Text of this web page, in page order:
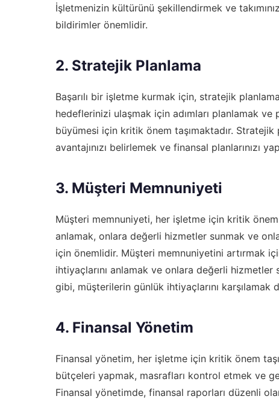
İşletmenizin kültürünü şekillendirmek ve
bildirimler önemlidir.
2. Stratejik Planlama
Başarılı bir işletme kurmak için, stratejik
hedeflerinizi ulaşmak için adımları planlamak
büyümesi için kritik önem taşımaktadır.
avantajınızı belirlemek ve finansal planlarınızı
3. Müşteri Memnuniyeti
Müşteri memnuniyeti, her işletme için kritik
anlamak, onlara değerli hizmetler sunmak ve
için önemlidir. Müşteri memnuniyetini artırmak
ihtiyaçlarını anlamak ve onlara değerli hizmetler
gibi, müşterilerin günlük ihtiyaçlarını
4. Finansal Yönetim
Finansal yönetim, her işletme için kritik önem
bütçeleri yapmak, masrafları kontrol etmek ve
Finansal yönetimde, finansal raporları düzenli